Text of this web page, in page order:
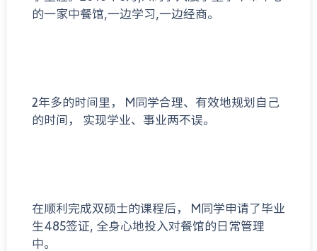
的一家中餐馆,一边学习,一边经商。
2年多的时间里， M同学合理、有效地规划自己
的时间， 实现学业、事业两不误。
在顺利完成双硕士的课程后， M同学申请了毕业
生485签证, 全身心地投入对餐馆的日常管理
中。